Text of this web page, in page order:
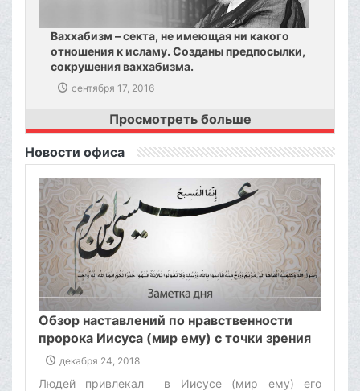
Ваххабизм – секта, не имеющая ни какого
отношения к исламу. Созданы предпосылки,
сокрушения ваххабизма.
сентября 17, 2016
Просмотреть больше
Новости офиса
Обзор наставлений по нравственности
пророка Иисуса (мир ему) с точки зрения
аятоллы Макарема Ширази
декабря 24, 2018
Людей привлекал в Иисусе (мир ему) его